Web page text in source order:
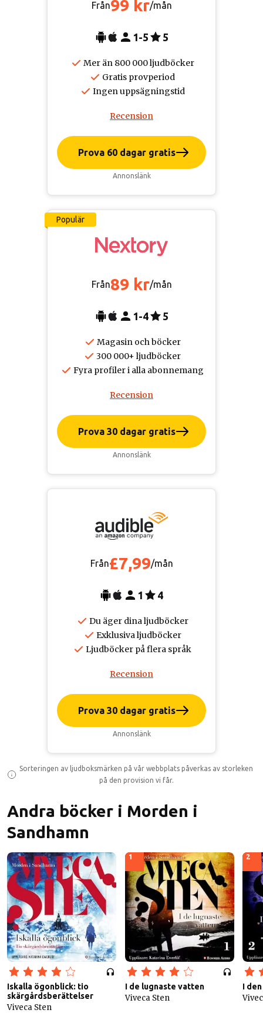
Från99 kr/mån
1-5 5
Mer än 800 000 ljudböcker
Gratis provperiod
Ingen uppsägningstid
Recension
Prova 60 dagar gratis
Annonslänk
Populär
Från89 kr/mån
1-4 5
Magasin och böcker
300 000+ ljudböcker
Fyra profiler i alla abonnemang
Recension
Prova 30 dagar gratis
Annonslänk
Från£7,99/mån
1 4
Du äger dina ljudböcker
Exklusiva ljudböcker
Ljudböcker på flera språk
Recension
Prova 30 dagar gratis
Annonslänk
Sorteringen av ljudboksmärken på vår webbplats påverkas av storleken
på den provision vi får.
Andra böcker i Morden i
Sandhamn
Iskalla ögonblick: tio
skärgårdsberättelser
Viveca Sten
1
I de lugnaste vatten
Viveca Sten
2
I